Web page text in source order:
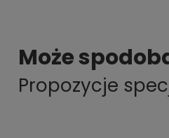
Może
Propozycje